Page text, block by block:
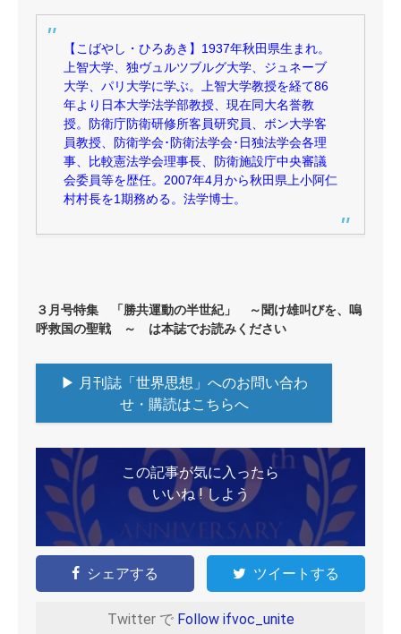
【こばやし・ひろあき】1937年秋田県生まれ。
上智大学、独ヴュルツブルグ大学、ジュネーブ
大学、パリ大学に学ぶ。上智大学教授を経て86
年より日本大学法学部教授、現在同大名誉教
授。防衛庁防衛研修所客員研究員、ボン大学客
員教授、防衛学会･防衛法学会･日独法学会各理
事、比較憲法学会理事長、防衛施設庁中央審議
会委員等を歴任。2007年4月から秋田県上小阿仁
村村長を1期務める。法学博士。
３月号特集 「勝共運動の半世紀」 ～聞け雄叫びを、嗚
呼救国の聖戦 ～ は本誌でお読みください
▶ 月刊誌「世界思想」へのお問い合わ
せ・購読はこちらへ
この記事が気に入ったら
いいね ! しよう
シェアする ツイートする
Twitter で Follow ifvoc_unite